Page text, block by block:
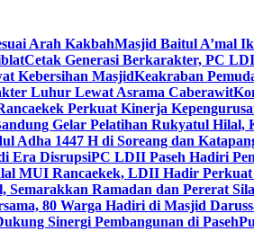
Arah KakbahMasjid Baitul A’mal
Cetak Generasi Berkarakter, PC
Kebersihan MasjidKeakraban
Luhur Lewat Asrama Caberawit
Perkuat Kinerja
Gelar Pelatihan Rukyatul Hilal,
Adha 1447 H di Soreang dan
Era DisrupsiPC LDII Paseh Hadiri
MUI Rancaekek, LDII Hadir
Ramadan dan Pererat
80 Warga Hadiri di Masjid
Sinergi Pembangunan di Paseh